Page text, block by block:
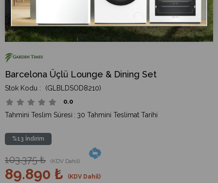
Barcelona Üçlü Lounge & Dining Set
(GLBLDSOD8210)
0.0
Tahmini Teslim Süresi : 30 Tahmini Teslimat Tarihi
%13 İndirim
103.375 ₺ (KDV Dahil)
89.890 ₺ (KDV Dahil)